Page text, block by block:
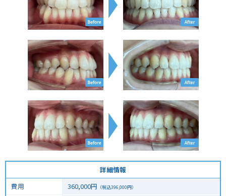
詳細情報
費用
360,000円 （税込396,000円）